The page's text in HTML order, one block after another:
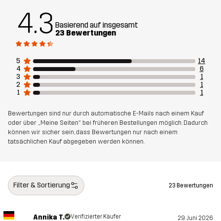
Entworfen für
Artikelnummer 14488_2017
4.3 Basierend auf insgesamt
23 Bewertungen
5
14
4
6
3
1
2
1
1
1
Bewertungen sind nur durch automatische E-Mails nach einem Kauf
oder über „Meine Seiten“ bei früheren Bestellungen möglich. Dadurch
können wir sicher sein, dass Bewertungen nur nach einem
tatsächlichen Kauf abgegeben werden können.
Filter & Sortierung 23 Bewertungen
Annika T. Verifizierter Käufer 29. Juni 2026